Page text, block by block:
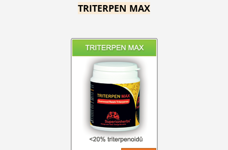
TRITERPEN MAX